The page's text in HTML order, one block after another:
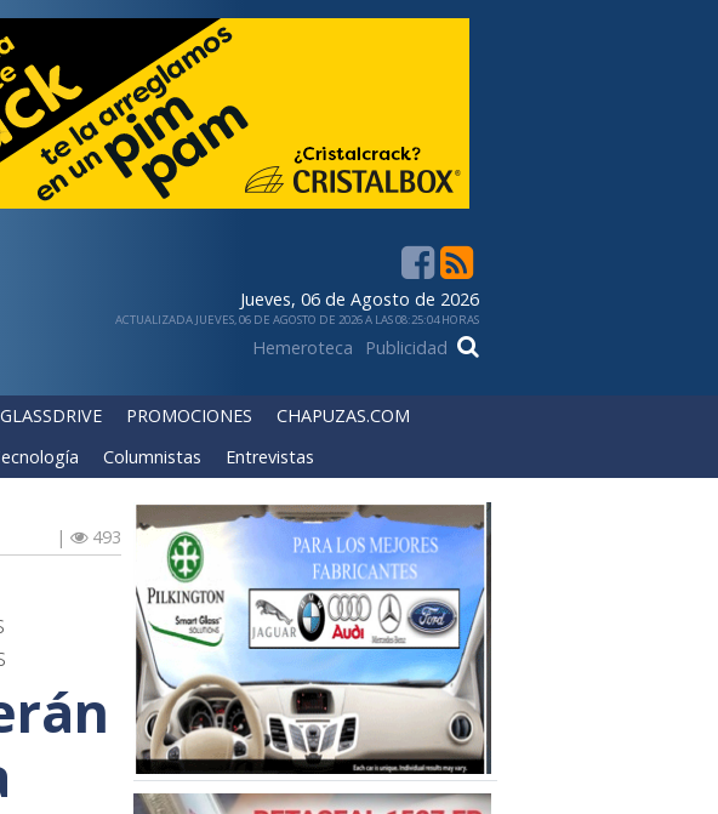
Jueves, 06 de Agosto de 2026
ACTUALIZADA JUEVES, 06 DE AGOSTO DE 2026 A LAS 08:25:04 HORAS
Hemeroteca Publicidad
PROMOCIONES
CHAPUZAS.COM
Columnistas Entrevistas
| 493